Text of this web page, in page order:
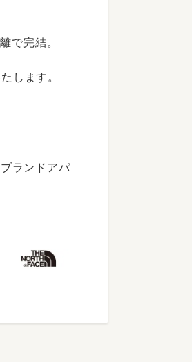
で完結。
します。
ランドアパ